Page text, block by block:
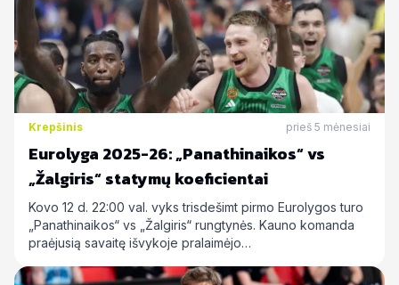
Krepšinis prieš 5 mėnesiai
Eurolyga 2025-26: „Panathinaikos“ vs
„Žalgiris“ statymų koeficientai
Kovo 12 d. 22:00 val. vyks trisdešimt pirmo Eurolygos turo
„Panathinaikos“ vs „Žalgiris“ rungtynės. Kauno komanda
praėjusią savaitę išvykoje pralaimėjo…